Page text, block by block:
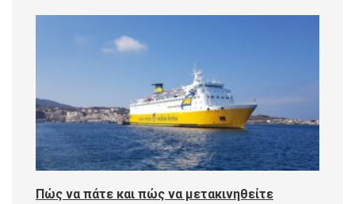
Πώς να πάτε και πώς να μετακινηθείτε